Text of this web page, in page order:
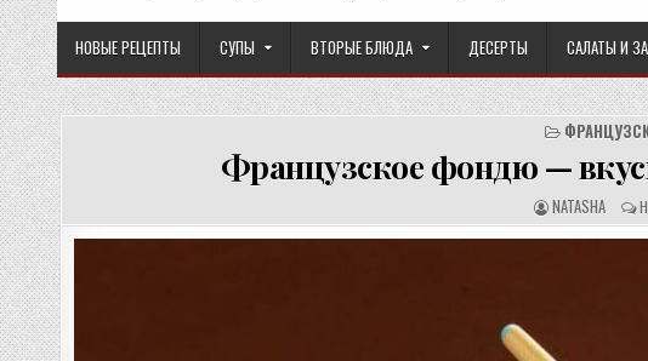
НОВЫЕ РЕЦЕПТЫ СУПЫ ВТОРЫЕ БЛЮДА ДЕСЕРТЫ САЛАТЫ И
Французское фондю —
А
В
Т
Т
NATASHA О
Т
З